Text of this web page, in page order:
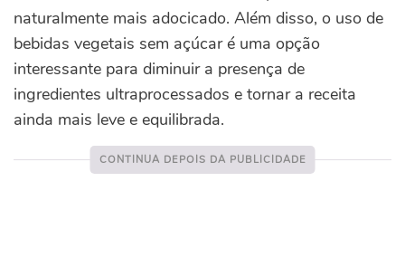
naturalmente mais adocicado. Além disso, o uso de
bebidas vegetais sem açúcar é uma opção
interessante para diminuir a presença de
ingredientes ultraprocessados e tornar a receita
ainda mais leve e equilibrada.